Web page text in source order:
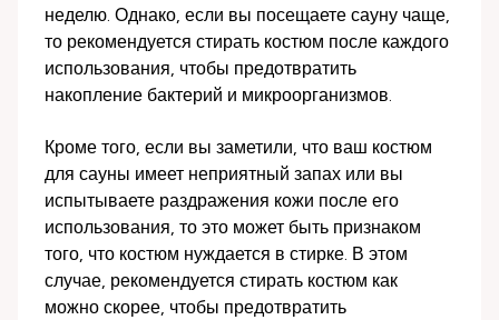
неделю. Однако, если вы посещаете сауну чаще,
то рекомендуется стирать костюм после каждого
использования, чтобы предотвратить
накопление бактерий и микроорганизмов.
Кроме того, если вы заметили, что ваш костюм
для сауны имеет неприятный запах или вы
испытываете раздражения кожи после его
использования, то это может быть признаком
того, что костюм нуждается в стирке. В этом
случае, рекомендуется стирать костюм как
можно скорее, чтобы предотвратить